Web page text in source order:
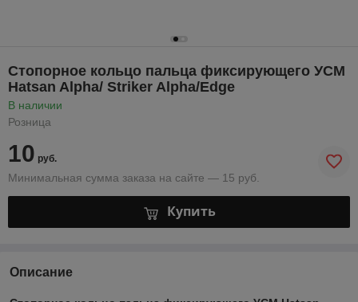
Стопорное кольцо пальца фиксирующего УСМ
Hatsan Alpha/ Striker Alpha/Edge
В наличии
Розница
10 руб.
Минимальная сумма заказа на сайте — 15 руб.
Купить
Описание